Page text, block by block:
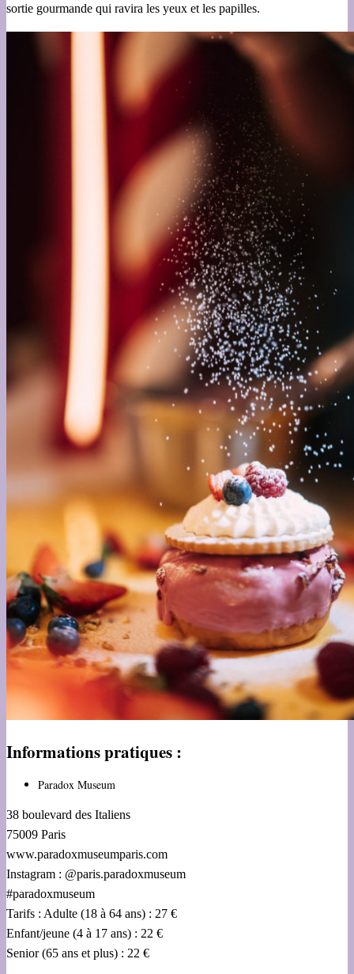
sortie gourmande qui ravira les yeux et les papilles.
Informations pratiques :
Paradox Museum
38 boulevard des Italiens
75009 Paris
www.paradoxmuseumparis.com
Instagram : @paris.paradoxmuseum
#paradoxmuseum
Tarifs : Adulte (18 à 64 ans) : 27 €
Enfant/jeune (4 à 17 ans) : 22 €
Senior (65 ans et plus) : 22 €